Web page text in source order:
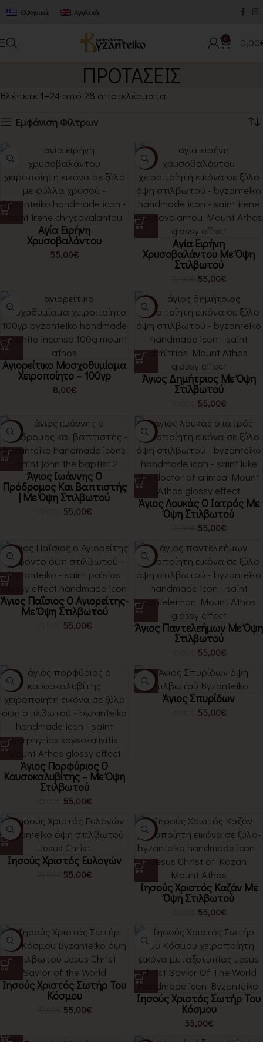
Ελληνικά Αγγλικά
0 0,00
ΠΡΟΤΑΣΕΙΣ
Βλέπετε 1–24 από 28 αποτελέσματα
Εμφάνιση Φίλτρων
Αγία Ειρήνη
Χρυσοβαλάντου
55,00€
-21%
Αγία Ειρήνη
Χρυσοβαλάντου Με Όψη
Στιλβωτού
55,00€
Αγιορείτικο Μοσχοθυμίαμα
Χειροποίητο – 100γρ
8,00€
-21%
Άγιος Δημήτριος Με Όψη
Στιλβωτού
55,00€
-21%
Άγιος Ιωάννης Ο
Πρόδρομος Και Βαπτιστής
| Με Όψη Στιλβωτού
55,00€
-21%
Άγιος Λουκάς Ο Ιατρός Με
Όψη Στιλβωτού
55,00€
-21%
Άγιος Παΐσιος Ο Αγιορείτης-
Με Όψη Στιλβωτού
55,00€
-21%
Άγιος Παντελεήμων Με Όψη
Στιλβωτού
55,00€
-21%
Άγιος Πορφύριος Ο
Καυσοκαλυβίτης – Με Όψη
Στιλβωτού
55,00€
-21%
Άγιος Σπυρίδων
55,00€
-21%
Ιησούς Χριστός Ευλογών
55,00€
-21%
Ιησούς Χριστός Καζάν Με
Όψη Στιλβωτού
55,00€
-21%
Ιησούς Χριστός Σωτήρ Του
Κόσμου
55,00€
Ιησούς Χριστός Σωτήρ Του
Κόσμου
55,00€